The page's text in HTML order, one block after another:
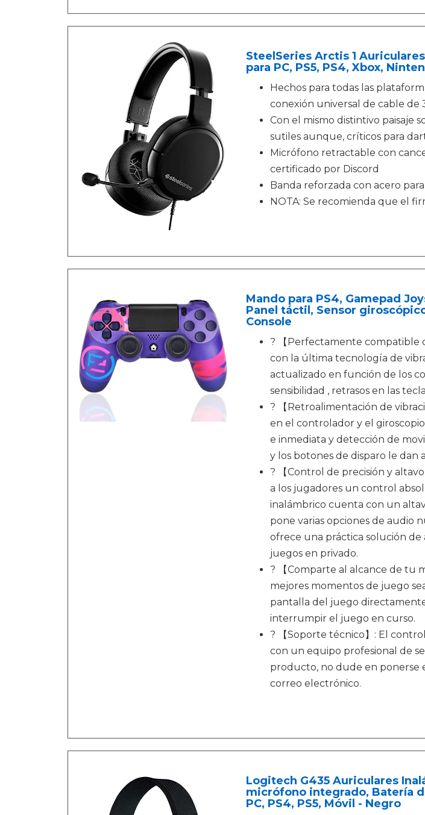
SteelSeries Arctis 1
para PC, PS5, PS4, Xbox,
Hechos para todas las
conexión universal de cable de
Con el mismo distintivo paisaje
sutiles aunque, críticos para
Micrófono retractable con
certificado por Discord
Banda reforzada con acero
NOTA: Se recomienda que el
Mando para PS4, Gamepad
Panel táctil, Sensor
Console
? 【Perfectamente compatible
con la última tecnología de
actualizado en función de los
sensibilidad , retrasos en las
? 【Retroalimentación de
en el controlador y el
e inmediata y detección de
y los botones de disparo le
? 【Control de precisión y
a los jugadores un control
inalámbrico cuenta con un
pone varias opciones de audio
ofrece una práctica solución de
juegos en privado.
? 【Comparte al alcance de tu
mejores momentos de juego
pantalla del juego
interrumpir el juego en curso.
? 【Soporte técnico】: El
con un equipo profesional de
producto, no dude en ponerse
correo electrónico.
Logitech G435 Auriculares
micrófono integrado, Batería
PC, PS4, PS5, Móvil - Negro